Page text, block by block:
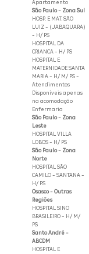
Apartamento
São Paulo - Zona Sul
HOSP. E MAT. SÃO
LUIZ - (JABAQUARA)
- H/ PS
HOSPITAL DA
CRIANCA - H/ PS
HOSPITAL E
MATERNIDADE SANTA
MARIA - H/ M/ PS -
Atendimentos
Disponíveis apenas
na acomodação
Enfermaria
São Paulo - Zona
Leste
HOSPITAL VILLA
LOBOS - H/ PS
São Paulo - Zona
Norte
HOSPITAL SÃO
CAMILO - SANTANA -
H/ PS
Osasco - Outras
Regiões
HOSPITAL SINO
BRASILEIRO - H/ M/
PS
Santo André -
ABCDM
HOSPITAL E